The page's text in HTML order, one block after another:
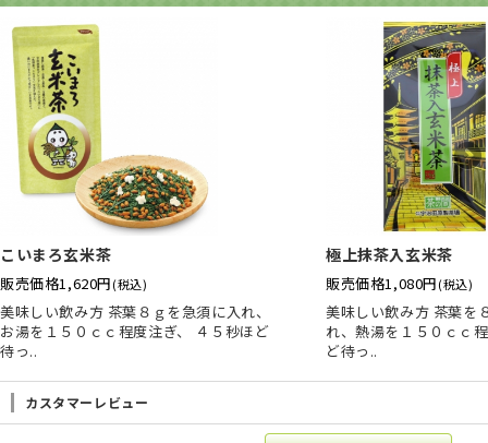
こいまろ玄米茶
販売価格1,620円(税込)
美味しい飲み方 茶葉８ｇを急須に入れ、
お湯を１５０ｃｃ程度注ぎ、 ４５秒ほど
待っ..
極上抹茶入玄米茶
販売価格1,080円(税込)
美味しい飲み方 茶葉を
れ、熱湯を１５０ｃｃ
ど待っ..
カスタマーレビュー